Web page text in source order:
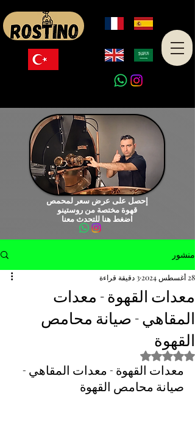
إحصل على عرض سعر لمحمص
قهوة مختصة من روستينو
اضغط هنا للتحدث معنا
منشور
معدات القهوة - معدات
المقاهي - صيانة محامص
القهوة
28 أغسطس 2024 3 دقيقة قراءة
تم التقييم بـ ليس رقمًا من أصل 5 نجوم.
معدات القهوة - معدات المقاهي -
صيانة محامص القهوة